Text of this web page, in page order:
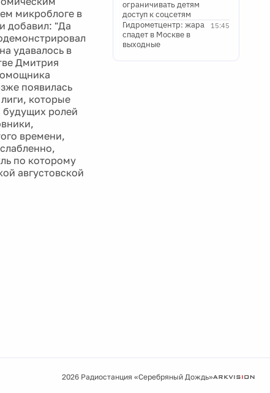
микроблоге в
добавил: "Да
удавалось в
Дмитрия
появилась
которые
будущих ролей
времени,
по которому
августовской
ограничивать детям
доступ к соцсетям
15:45
Гидрометцентр: жара
спадет в Москве в
выходные
2026 Радиостанция «Серебряный Дождь»